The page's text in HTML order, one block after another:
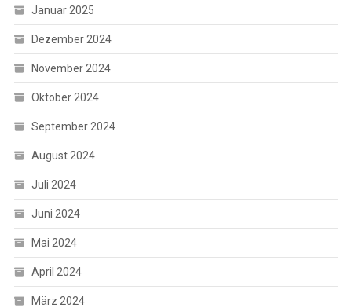
Januar 2025
Dezember 2024
November 2024
Oktober 2024
September 2024
August 2024
Juli 2024
Juni 2024
Mai 2024
April 2024
März 2024